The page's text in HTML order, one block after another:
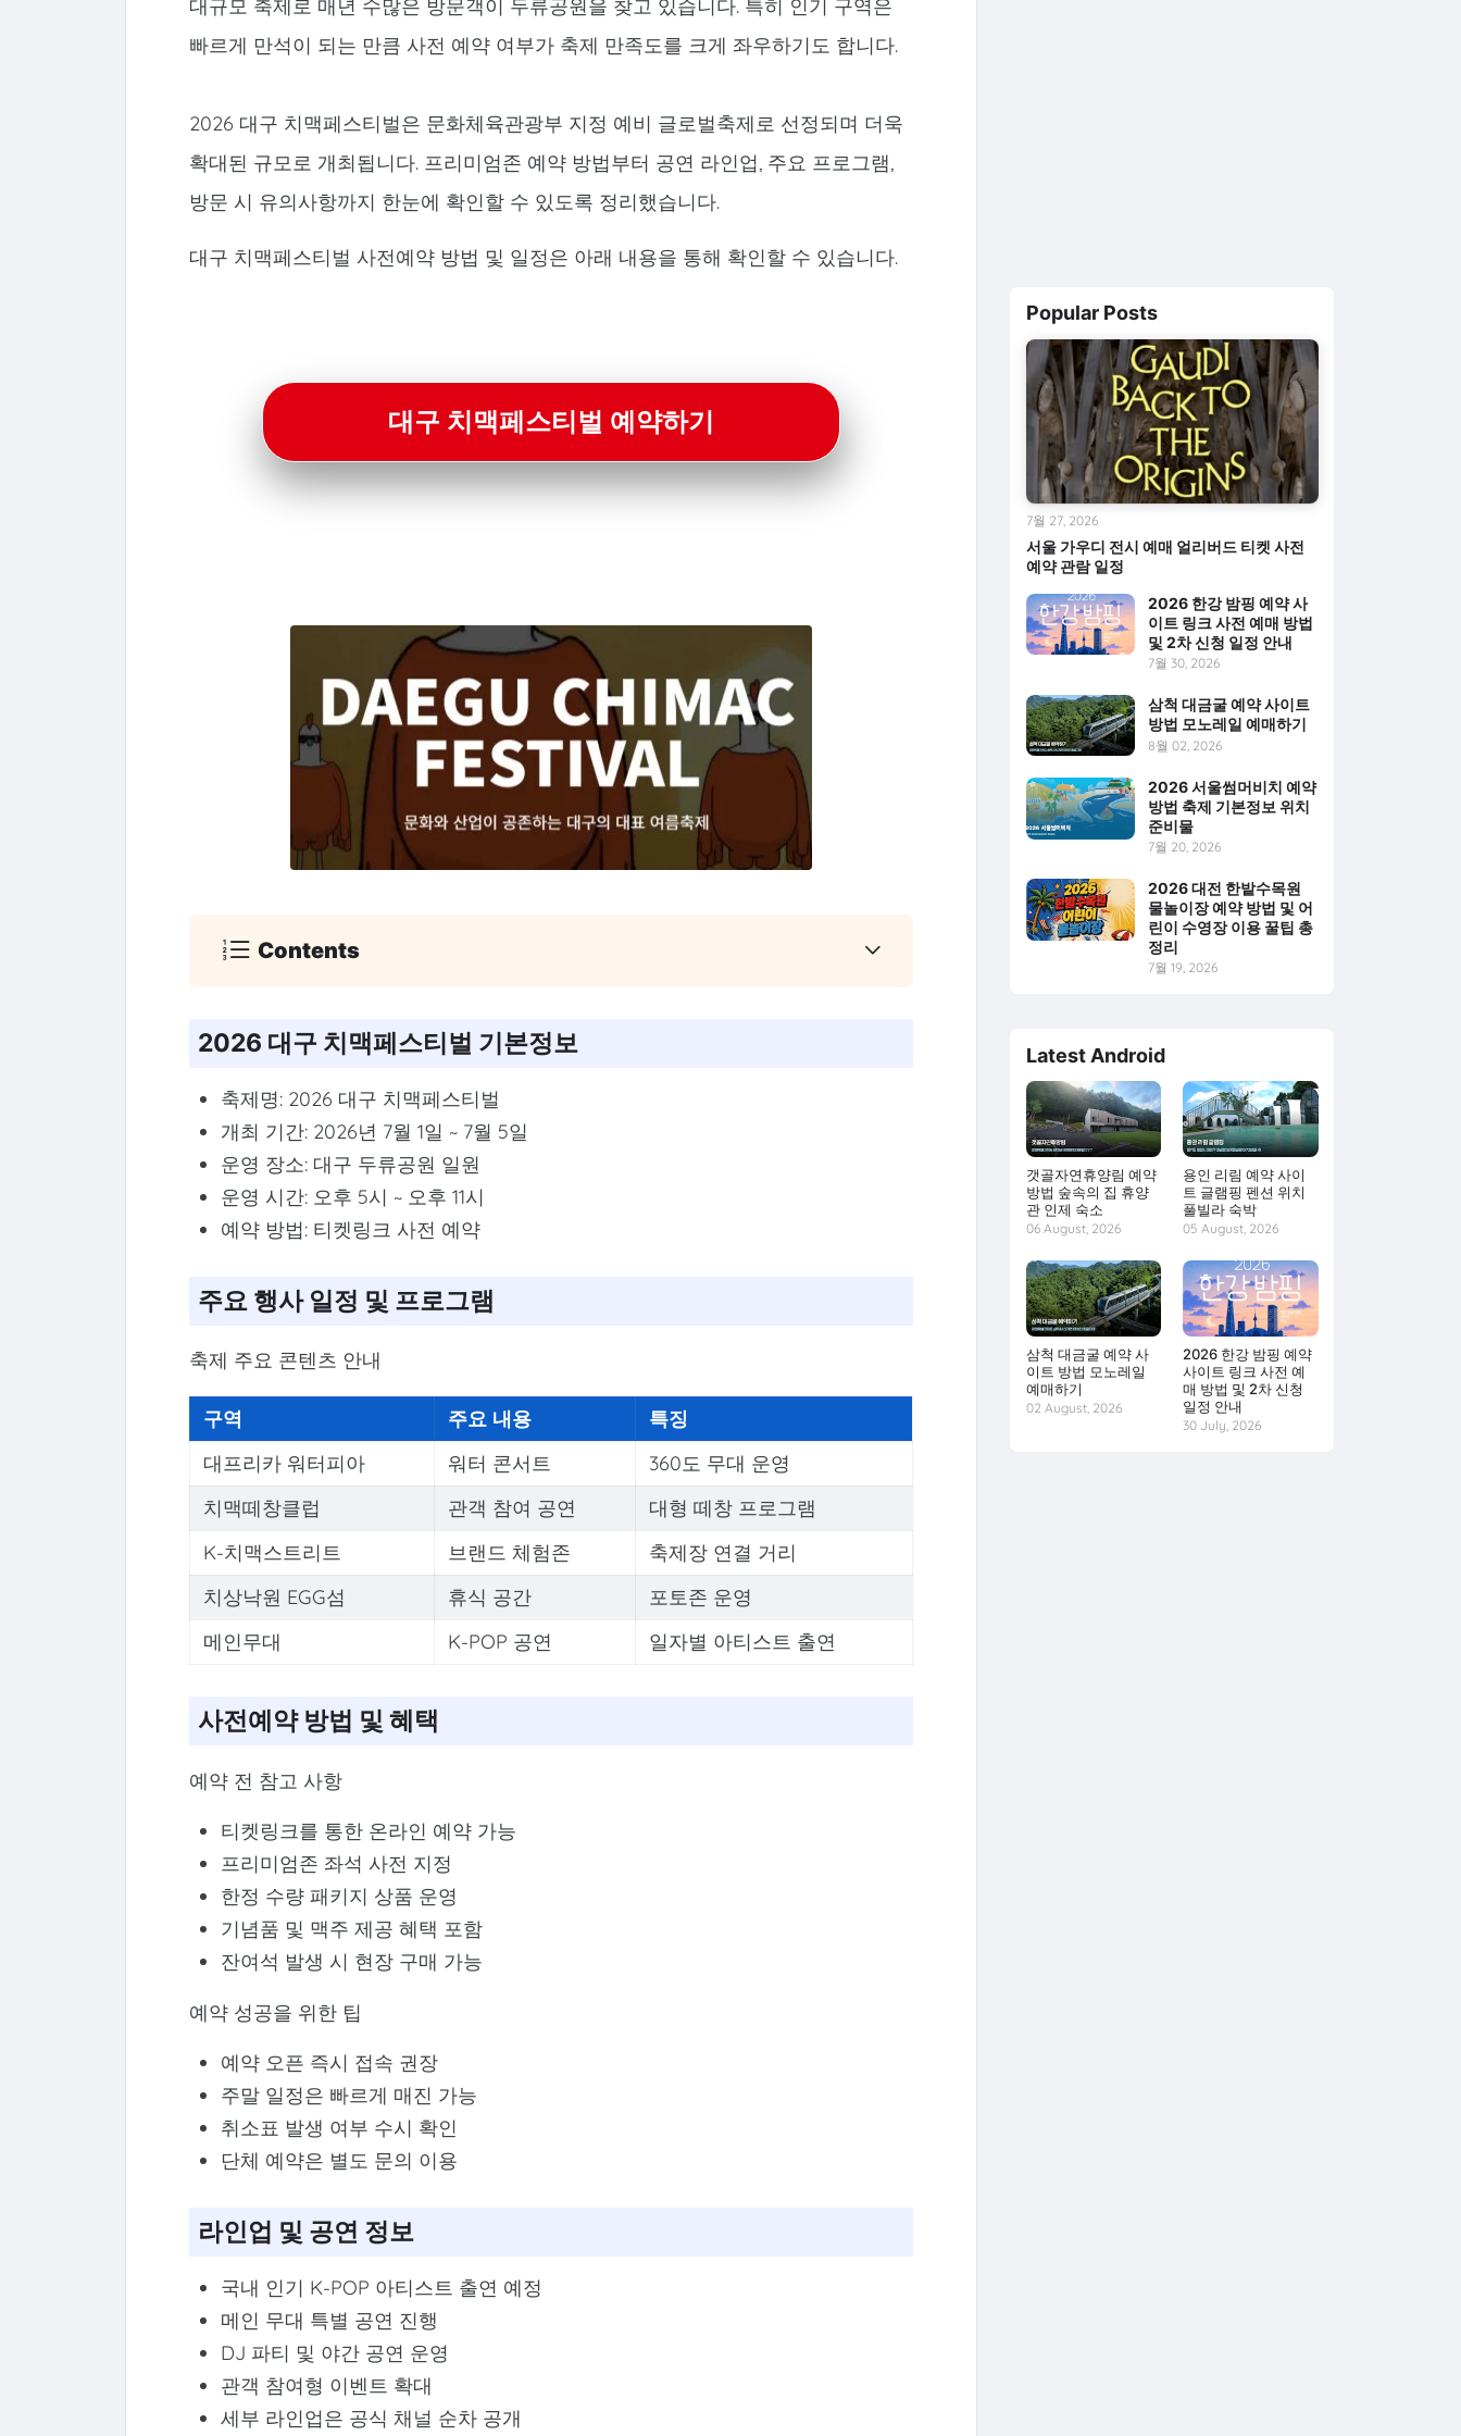
대규모 축제로 매년 수많은 방문객이 두류공원을 찾고 있습니다. 특히 인기 구역은
빠르게 만석이 되는 만큼 사전 예약 여부가 축제 만족도를 크게 좌우하기도 합니다.
2026 대구 치맥페스티벌은 문화체육관광부 지정 예비 글로벌축제로 선정되며 더욱
확대된 규모로 개최됩니다. 프리미엄존 예약 방법부터 공연 라인업, 주요 프로그램,
방문 시 유의사항까지 한눈에 확인할 수 있도록 정리했습니다.
대구 치맥페스티벌 사전예약 방법 및 일정은 아래 내용을 통해 확인할 수 있습니다.
대구 치맥페스티벌 예약하기
Contents
2026 대구 치맥페스티벌 기본정보
축제명: 2026 대구 치맥페스티벌
개최 기간: 2026년 7월 1일 ~ 7월 5일
운영 장소: 대구 두류공원 일원
운영 시간: 오후 5시 ~ 오후 11시
예약 방법: 티켓링크 사전 예약
주요 행사 일정 및 프로그램
축제 주요 콘텐츠 안내
구역 주요 내용
특징
대프리카 워터피아
워터 콘서트
360도 무대 운영
치맥떼창클럽
관객 참여 공연
대형 떼창 프로그램
K-치맥스트리트
브랜드 체험존
축제장 연결 거리
치상낙원 EGG섬
휴식 공간
포토존 운영
메인무대
K-POP 공연 일자별 아티스트 출연
사전예약 방법 및 혜택
예약 전 참고 사항
티켓링크를 통한 온라인 예약 가능
프리미엄존 좌석 사전 지정
한정 수량 패키지 상품 운영
기념품 및 맥주 제공 혜택 포함
잔여석 발생 시 현장 구매 가능
예약 성공을 위한 팁
예약 오픈 즉시 접속 권장
주말 일정은 빠르게 매진 가능
취소표 발생 여부 수시 확인
단체 예약은 별도 문의 이용
라인업 및 공연 정보
국내 인기 K-POP 아티스트 출연 예정
메인 무대 특별 공연 진행
DJ 파티 및 야간 공연 운영
관객 참여형 이벤트 확대
세부 라인업은 공식 채널 순차 공개
Popular Posts
서울 가우디 전시 예매 얼리버드 티켓 사전
예약 관람 일정
7월 27, 2026
2026 한강 밤핑 예약 사
이트 링크 사전 예매 방법
및 2차 신청 일정 안내
7월 30, 2026
삼척 대금굴 예약 사이트
방법 모노레일 예매하기
8월 02, 2026
2026 서울썸머비치 예약
방법 축제 기본정보 위치
준비물
7월 20, 2026
2026 대전 한밭수목원
물놀이장 예약 방법 및 어
린이 수영장 이용 꿀팁 총
정리
7월 19, 2026
Latest Android
갯골자연휴양림 예약
방법 숲속의 집 휴양
관 인제 숙소
06 August, 2026
용인 리림 예약 사이
트 글램핑 펜션 위치
풀빌라 숙박
05 August, 2026
삼척 대금굴 예약 사
이트 방법 모노레일
예매하기
02 August, 2026
2026 한강 밤핑 예약
사이트 링크 사전 예
매 방법 및 2차 신청
일정 안내
30 July, 2026